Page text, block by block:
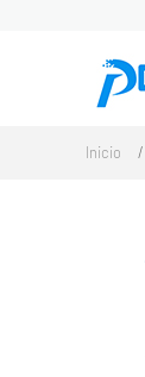
Inicio